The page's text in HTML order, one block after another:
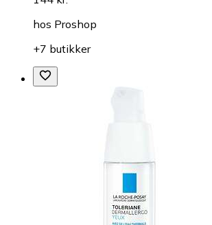
hos Proshop
+7 butikker